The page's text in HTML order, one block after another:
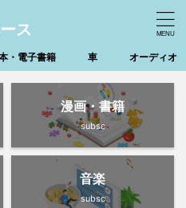
ス
・電子書籍 車 オーディオ
漫画・書籍
subsc
音楽
subsc